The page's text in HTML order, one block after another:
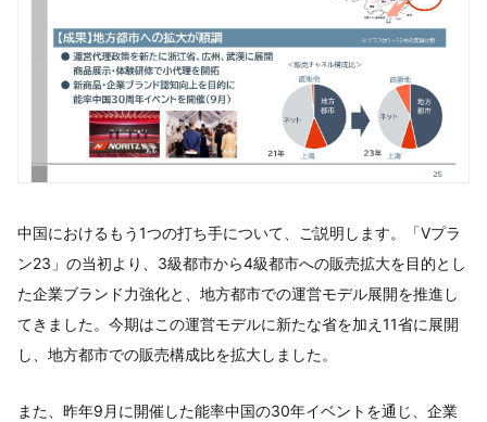
中国におけるもう1つの打ち手について、ご説明します。「Vプラ
ン23」の当初より、3級都市から4級都市への販売拡大を目的とし
た企業ブランド力強化と、地方都市での運営モデル展開を推進し
てきました。今期はこの運営モデルに新たな省を加え11省に展開
し、地方都市での販売構成比を拡大しました。
また、昨年9月に開催した能率中国の30年イベントを通じ、企業